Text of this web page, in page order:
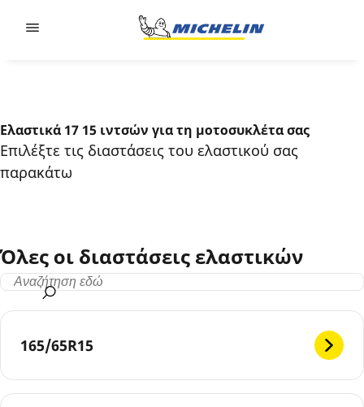
Ελαστικά 17 15 ιντσών για τη μοτοσυκλέτα σας
Επιλέξτε τις διαστάσεις του ελαστικού σας
παρακάτω
Όλες οι διαστάσεις ελαστικών
165/65R15